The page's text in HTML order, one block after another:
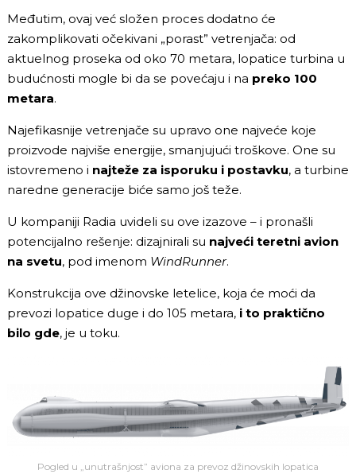
Međutim, ovaj već složen proces dodatno će
zakomplikovati očekivani „porast” vetrenjača: od
aktuelnog proseka od oko 70 metara, lopatice turbina u
budućnosti mogle bi da se povećaju i na preko 100
metara.
Najefikasnije vetrenjače su upravo one najveće koje
proizvode najviše energije, smanjujući troškove. One su
istovremeno i najteže za isporuku i postavku, a turbine
naredne generacije biće samo još teže.
U kompaniji Radia uvideli su ove izazove – i pronašli
potencijalno rešenje: dizajnirali su najveći teretni avion
na svetu, pod imenom WindRunner.
Konstrukcija ove džinovske letelice, koja će moći da
prevozi lopatice duge i do 105 metara, i to praktično
bilo gde, je u toku.
Pogled u „unutrašnjost” aviona za prevoz džinovskih lopatica